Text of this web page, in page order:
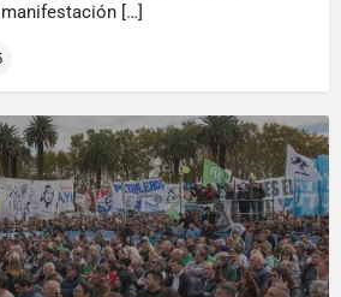
manifestación […]